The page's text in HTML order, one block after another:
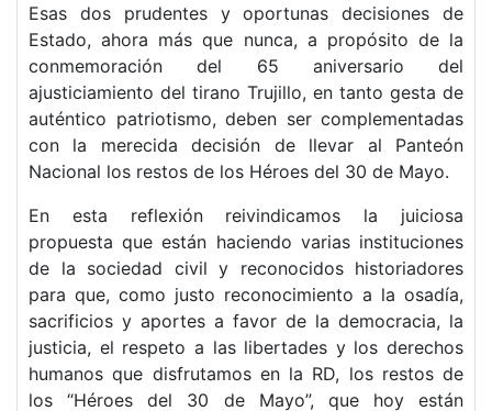
Esas dos prudentes y oportunas decisiones de
Estado, ahora más que nunca, a propósito de la
conmemoración del 65 aniversario del
ajusticiamiento del tirano Trujillo, en tanto gesta de
auténtico patriotismo, deben ser complementadas
con la merecida decisión de llevar al Panteón
Nacional los restos de los Héroes del 30 de Mayo.
En esta reflexión reivindicamos la juiciosa
propuesta que están haciendo varias instituciones
de la sociedad civil y reconocidos historiadores
para que, como justo reconocimiento a la osadía,
sacrificios y aportes a favor de la democracia, la
justicia, el respeto a las libertades y los derechos
humanos que disfrutamos en la RD, los restos de
los “Héroes del 30 de Mayo”, que hoy están